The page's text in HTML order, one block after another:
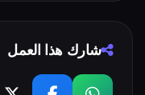
شارك هذا العمل